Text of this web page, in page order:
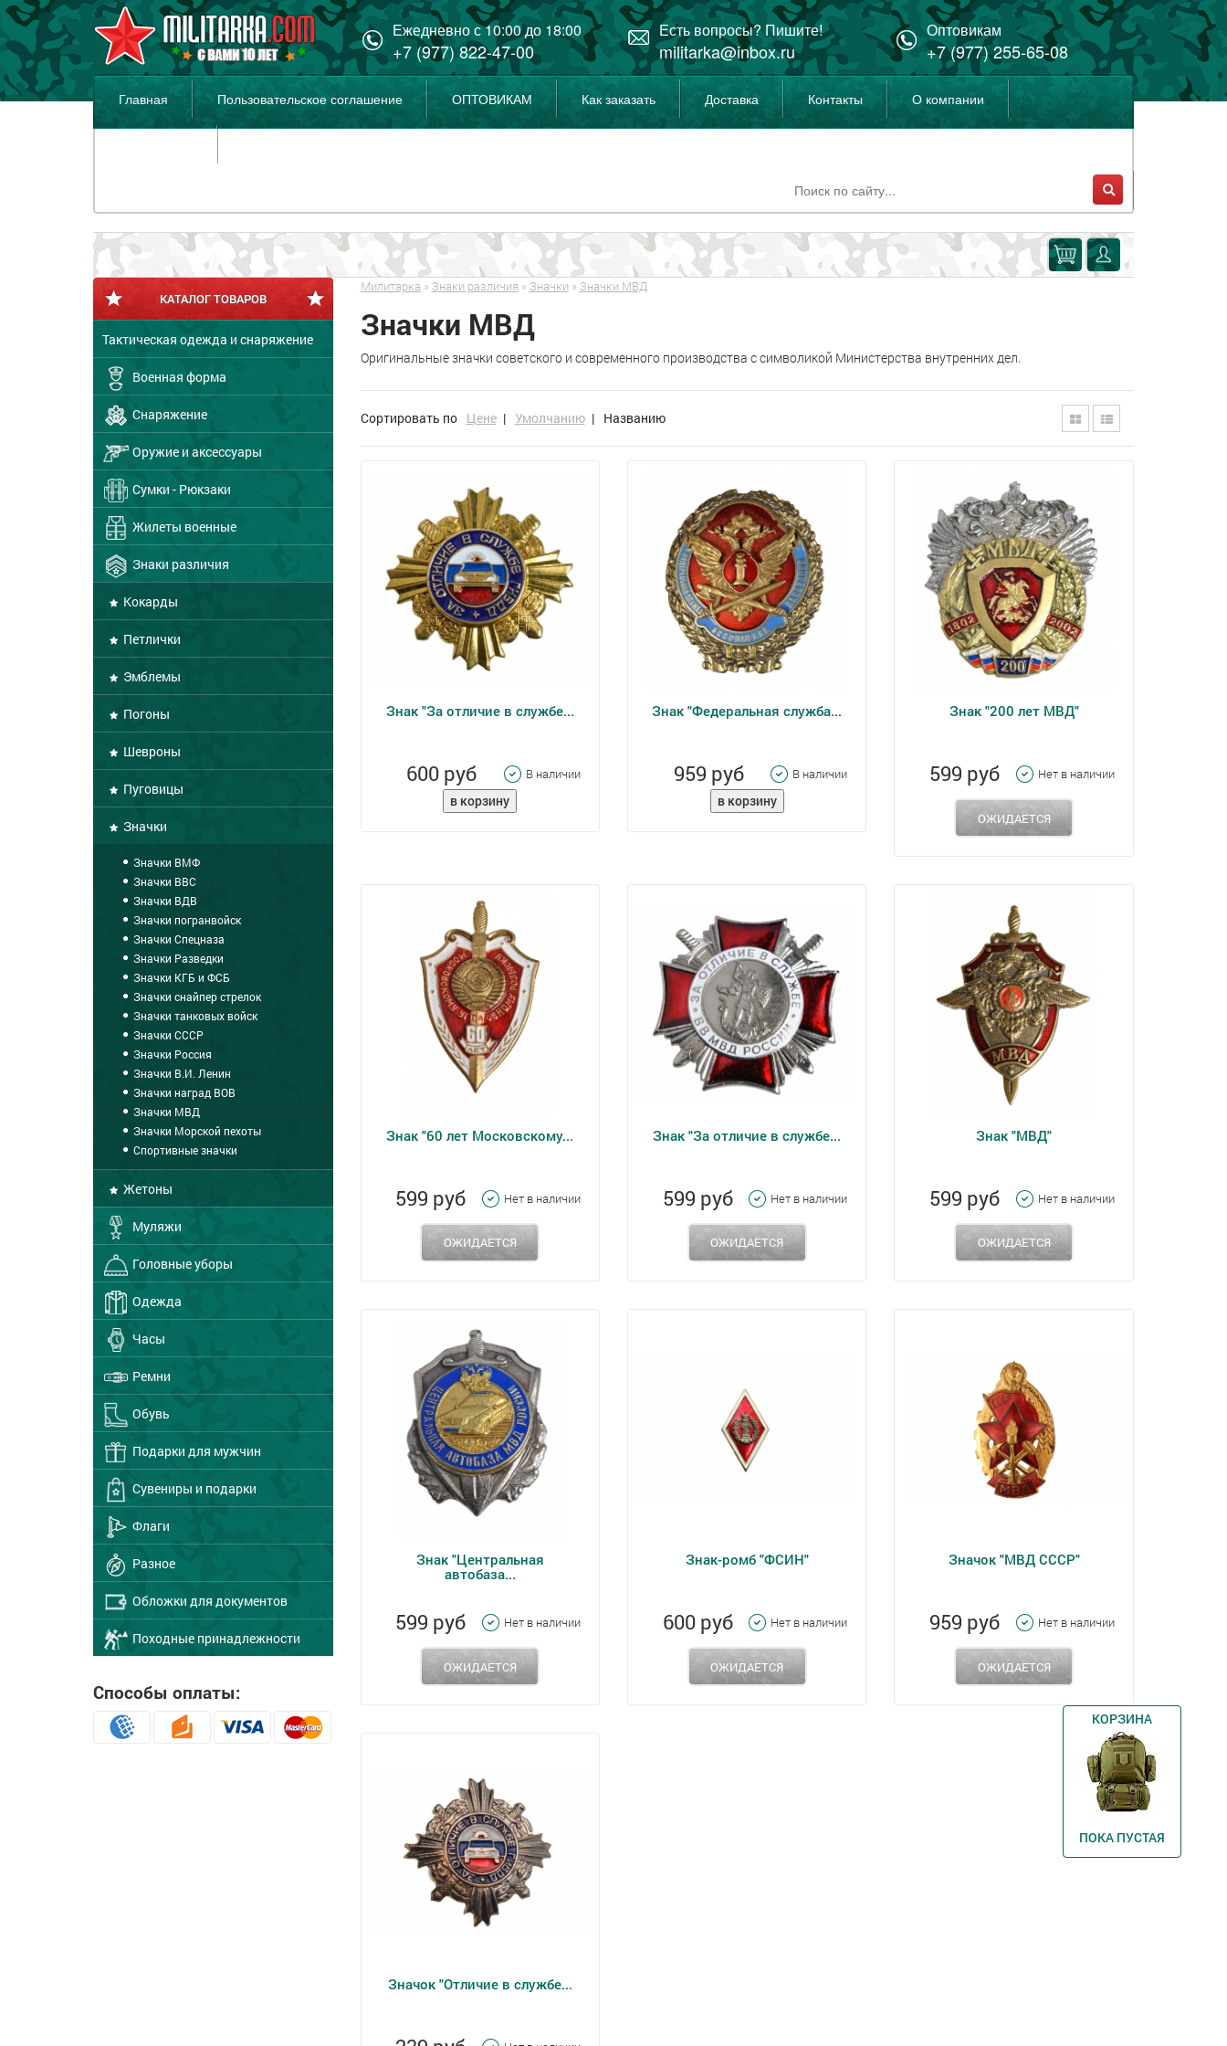
Ежедневно с 10:00 до 18:00
+7 (977) 822-47-00
Есть вопросы? Пишите!
militarka@inbox.ru
Оптовикам
+7 (977) 255-65-08
Главная Пользовательское соглашение ОПТОВИКАМ Как заказать Доставка Контакты О компании
КАТАЛОГ ТОВАРОВ
Тактическая одежда и снаряжение
Военная форма
Снаряжение
Оружие и аксессуары
Сумки - Рюкзаки
Жилеты военные
Знаки различия
Кокарды
Петлички
Эмблемы
Погоны
Шевроны
Пуговицы
Значки
Значки ВМФ
Значки ВВС
Значки ВДВ
Значки погранвойск
Значки Спецназа
Значки Разведки
Значки КГБ и ФСБ
Значки снайпер стрелок
Значки танковых войск
Значки СССР
Значки Россия
Значки В.И. Ленин
Значки наград ВОВ
Значки МВД
Значки Морской пехоты
Спортивные значки
Жетоны
Муляжи
Головные уборы
Одежда
Часы
Ремни
Обувь
Подарки для мужчин
Сувениры и подарки
Флаги
Разное
Обложки для документов
Походные принадлежности
Способы оплаты:
Милитарка » Знаки различия » Значки » Значки МВД
Значки МВД
Оригинальные значки советского и современного производства с символикой Министерства внутренних дел.
Сортировать по Цене | Умолчанию | Названию
Знак "За отличие в службе...
600 руб В наличии
Знак "Федеральная служба...
959 руб В наличии
Знак "200 лет МВД"
599 руб Нет в наличии
ОЖИДАЕТСЯ
Знак "60 лет Московскому...
599 руб Нет в наличии
ОЖИДАЕТСЯ
Знак "За отличие в службе...
599 руб Нет в наличии
ОЖИДАЕТСЯ
Знак "МВД"
599 руб Нет в наличии
ОЖИДАЕТСЯ
Знак "Центральная
автобаза...
599 руб Нет в наличии
ОЖИДАЕТСЯ
Знак-ромб "ФСИН"
600 руб Нет в наличии
ОЖИДАЕТСЯ
Значок "МВД СССР"
959 руб Нет в наличии
ОЖИДАЕТСЯ
Значок "Отличие в службе...
КОРЗИНА
ПОКА ПУСТАЯ